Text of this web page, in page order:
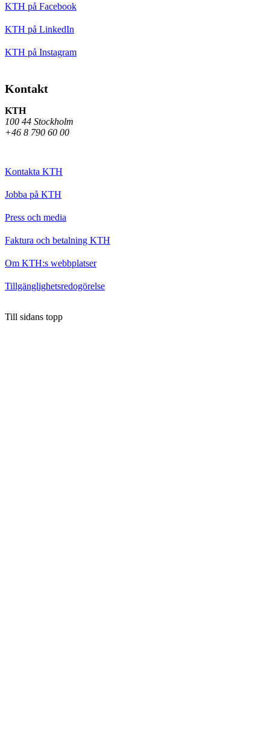
KTH på Facebook
KTH på LinkedIn
KTH på Instagram
Kontakt
KTH
100 44 Stockholm
+46 8 790 60 00
Kontakta KTH
Jobba på KTH
Press och media
Faktura och betalning KTH
Om KTH:s webbplatser
Tillgänglighetsredogörelse
Till sidans topp